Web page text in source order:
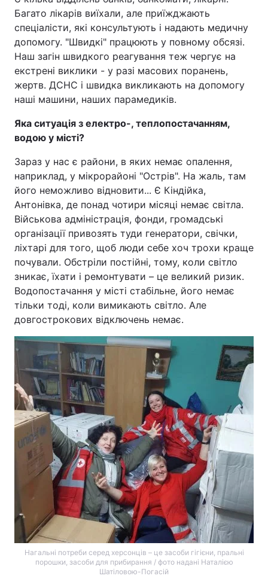
Багато лікарів виїхали, але приїжджають
спеціалісти, які консультують і надають медичну
допомогу. "Швидкі" працюють у повному обсязі.
Наш загін швидкого реагування теж чергує на
екстрені виклики - у разі масових поранень,
жертв. ДСНС і швидка викликають на допомогу
наші машини, наших парамедиків.
Яка ситуація з електро-, теплопостачанням,
водою у місті?
Зараз у нас є райони, в яких немає опалення,
наприклад, у мікрорайоні "Острів". На жаль, там
його неможливо відновити... Є Кіндійка,
Антонівка, де понад чотири місяці немає світла.
Військова адміністрація, фонди, громадські
організації привозять туди генератори, свічки,
ліхтарі для того, щоб люди себе хоч трохи краще
почували. Обстріли постійні, тому, коли світло
зникає, їхати і ремонтувати – це великий ризик.
Водопостачання у місті стабільне, його немає
тільки тоді, коли вимикають світло. Але
довгострокових відключень немає.
Нагальні потреби серед херсонців – це засоби гігієни, пральні
порошки, засоби для прибирання / фото надані Наталією
Шатіловою-Погасій